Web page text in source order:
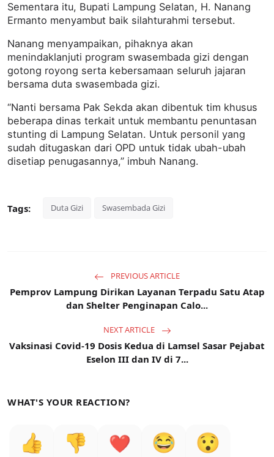
Sementara itu, Bupati Lampung Selatan, H. Nanang
Ermanto menyambut baik silahturahmi tersebut.
Nanang menyampaikan, pihaknya akan
menindaklanjuti program swasembada gizi dengan
gotong royong serta kebersamaan seluruh jajaran
bersama duta swasembada gizi.
“Nanti bersama Pak Sekda akan dibentuk tim khusus
beberapa dinas terkait untuk membantu penuntasan
stunting di Lampung Selatan. Untuk personil yang
sudah ditugaskan dari OPD untuk tidak ubah-ubah
disetiap penugasannya,” imbuh Nanang.
Tags: Duta Gizi Swasembada Gizi
PREVIOUS ARTICLE
Pemprov Lampung Dirikan Layanan Terpadu Satu Atap
dan Shelter Penginapan Calo...
NEXT ARTICLE
Vaksinasi Covid-19 Dosis Kedua di Lamsel Sasar Pejabat
Eselon III dan IV di 7...
WHAT'S YOUR REACTION?